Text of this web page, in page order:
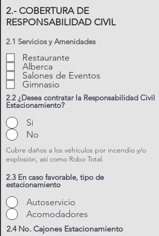
2.- COBERTURA DE
RESPONSABILIDAD CIVIL
2.1 Servicios y Amenidades
Restaurante
Alberca
Salones de Eventos
Gimnasio
2.2 ¿Desea contratar la Responsabilidad Civil
Estacionamiento?
Si
No
Cubre daños a los vehículos por incendio y/o
explosión, así como Robo Total.
2.3 En caso favorable, tipo de
estacionamiento
Autoservicio
Acomodadores
2.4 No. Cajones Estacionamiento